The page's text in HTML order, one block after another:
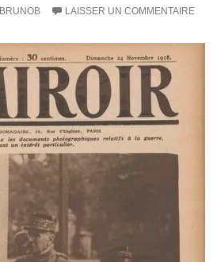
BRUNOB LAISSER UN COMMENTAIRE